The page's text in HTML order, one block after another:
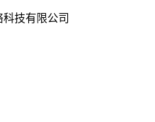
技有限公司